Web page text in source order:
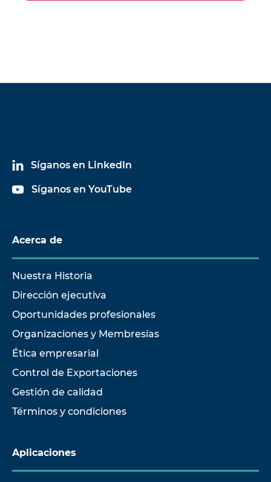
Síganos en LinkedIn
Síganos en YouTube
Acerca de
Nuestra Historia
Dirección ejecutiva
Oportunidades profesionales
Organizaciones y Membresías
Ética empresarial
Control de Exportaciones
Gestión de calidad
Términos y condiciones
Aplicaciones